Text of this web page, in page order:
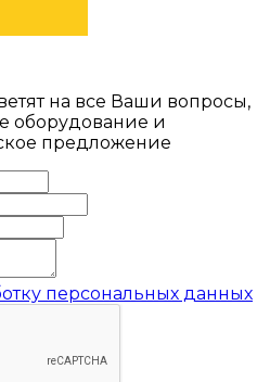
на все Ваши вопросы,
оборудование и
предложение
персональных данных